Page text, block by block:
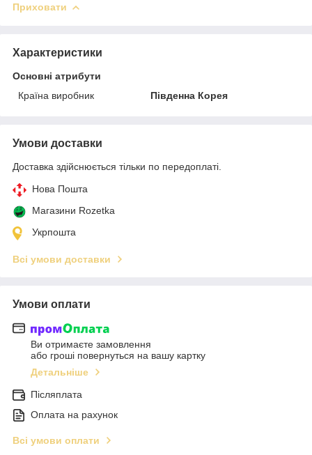
Приховати
Характеристики
Основні атрибути
Країна виробник
Південна Корея
Умови доставки
Доставка здійснюється тільки по передоплаті.
Нова Пошта
Магазини Rozetka
Укрпошта
Всі умови доставки
Умови оплати
Ви отримаєте замовлення
або гроші повернуться на вашу картку
Детальніше
Післяплата
Оплата на рахунок
Всі умови оплати